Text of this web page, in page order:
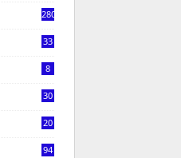
280
33
8
30
20
94